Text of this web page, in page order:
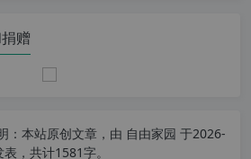
赠
： 本站原创文章，由 自由家园 于2026-
，共计1581字。